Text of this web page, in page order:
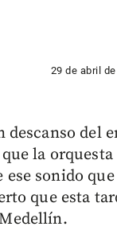
29 de abril
del
la
sonido
que esta